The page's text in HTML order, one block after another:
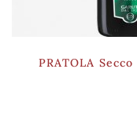
PRATOLA